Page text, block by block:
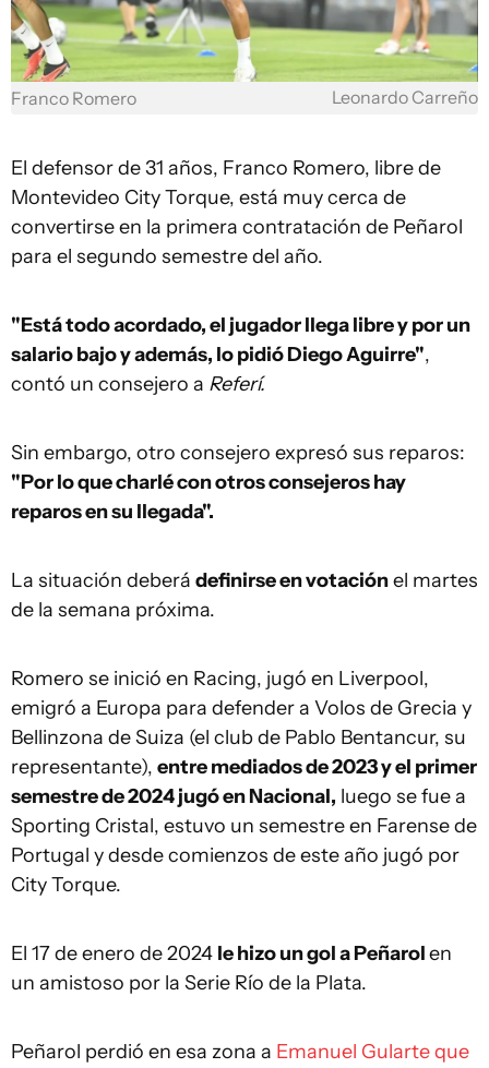
Franco Romero Leonardo Carreño
El defensor de 31 años, Franco Romero, libre de
Montevideo City Torque, está muy cerca de
convertirse en la primera contratación de Peñarol
para el segundo semestre del año.
"Está todo acordado, el jugador llega libre y por un
salario bajo y además, lo pidió Diego Aguirre",
contó un consejero a Referí.
Sin embargo, otro consejero expresó sus reparos:
"Por lo que charlé con otros consejeros hay
reparos en su llegada".
La situación deberá definirse en votaciónel martes
de la semana próxima.
Romero se inició en Racing, jugó en Liverpool,
emigró a Europa para defender a Volos de Grecia y
Bellinzona de Suiza (el club de Pablo Bentancur, su
representante), entre mediados de 2023 y el primer
semestre de 2024 jugó en Nacional, luego se fue a
Sporting Cristal, estuvo un semestre en Farense de
Portugal y desde comienzos de este año jugó por
City Torque.
El 17 de enero de 2024 le hizo un gol a Peñarolen
un amistoso por la Serie Río de la Plata.
Peñarol perdió en esa zona a Emanuel Gularte que